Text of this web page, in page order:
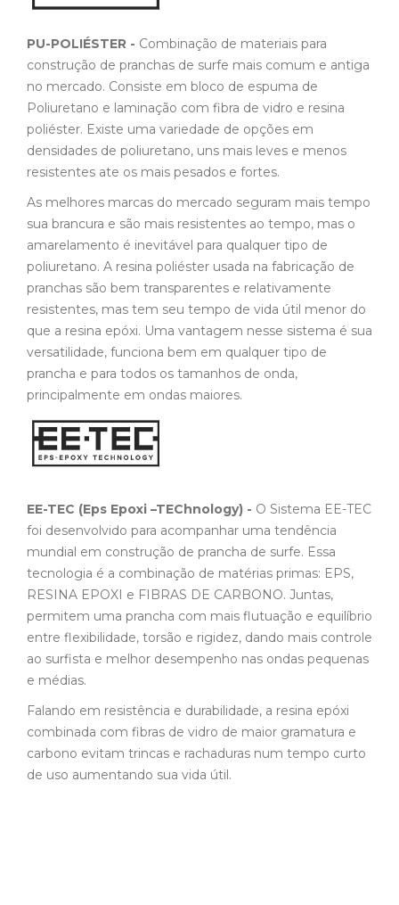
PU-POLIÉSTER - Combinação de materiais para
construção de pranchas de surfe mais comum e antiga
no mercado. Consiste em bloco de espuma de
Poliuretano e laminação com fibra de vidro e resina
poliéster. Existe uma variedade de opções em
densidades de poliuretano, uns mais leves e menos
resistentes ate os mais pesados e fortes.
As melhores marcas do mercado seguram mais tempo
sua brancura e são mais resistentes ao tempo, mas o
amarelamento é inevitável para qualquer tipo de
poliuretano. A resina poliéster usada na fabricação de
pranchas são bem transparentes e relativamente
resistentes, mas tem seu tempo de vida útil menor do
que a resina epóxi. Uma vantagem nesse sistema é sua
versatilidade, funciona bem em qualquer tipo de
prancha e para todos os tamanhos de onda,
principalmente em ondas maiores.
EE-TEC (Eps Epoxi –TEChnology) - O Sistema EE-TEC
foi desenvolvido para acompanhar uma tendência
mundial em construção de prancha de surfe. Essa
tecnologia é a combinação de matérias primas: EPS,
RESINA EPOXI e FIBRAS DE CARBONO. Juntas,
permitem uma prancha com mais flutuação e equilíbrio
entre flexibilidade, torsão e rigidez, dando mais controle
ao surfista e melhor desempenho nas ondas pequenas
e médias.
Falando em resistência e durabilidade, a resina epóxi
combinada com fibras de vidro de maior gramatura e
carbono evitam trincas e rachaduras num tempo curto
de uso aumentando sua vida útil.